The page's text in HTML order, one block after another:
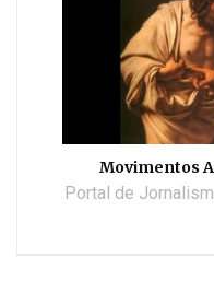
Movimentos
Portal de